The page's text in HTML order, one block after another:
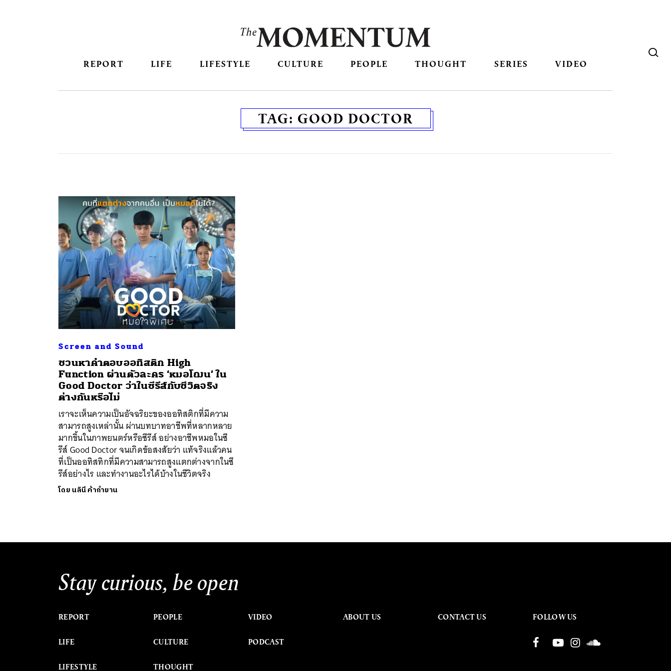
REPORT LIFE LIFESTYLE CULTURE PEOPLE THOUGHT SERIES VIDEO
TAG: GOOD DOCTOR
Screen and Sound
ชวนหาคำตอบออทิสติก High
Function ผ่านตัวละคร ‘หมอโฌน’ ใน
Good Doctor ว่าในซีรีส์กับชีวิตจริง
ต่างกันหรือไม่
เราจะเห็นความเป็นอัจฉริยะของออทิสติกที่มีความ
สามารถสูงเหล่านั้น ผ่านบทบาทอาชีพที่หลากหลาย
มากขึ้นในภาพยนตร์หรือซีรีส์ อย่างอาชีพหมอในซี
รีส์ Good Doctor จนเกิดข้อสงสัยว่า แท้จริงแล้วคน
ที่เป็นออทิสทิกที่มีความสามารถสูงแตกต่างจากในซี
รีส์อย่างไร และทำงานอะไรได้บ้างในชีวิตจริง
โดย นลินี ค้ากำยาน
Stay curious, be open
REPORT
LIFE
LIFESTYLE
PEOPLE
CULTURE
THOUGHT
VIDEO
PODCAST
ABOUT US CONTACT US FOLLOW US
ค้นหา